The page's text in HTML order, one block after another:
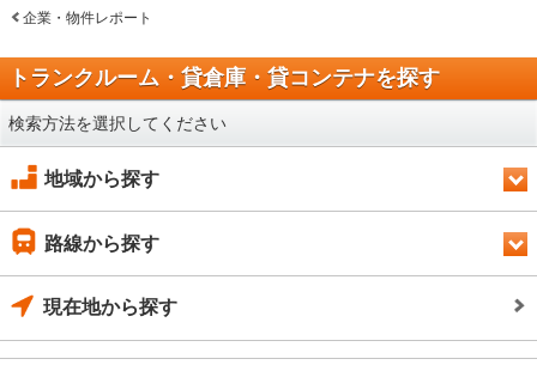
企業・物件レポート
トランクルーム・貸倉庫・貸コンテナを探す
検索方法を選択してください
地域から探す
路線から探す
現在地から探す